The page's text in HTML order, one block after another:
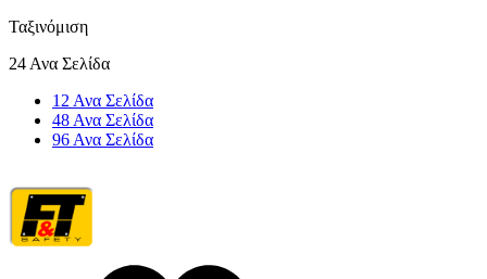
Ταξινόμιση
24 Ανα Σελίδα
12 Ανα Σελίδα
48 Ανα Σελίδα
96 Ανα Σελίδα